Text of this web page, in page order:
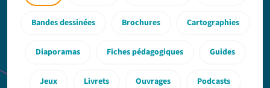
Bandes dessinées Brochures Cartographies
Diaporamas Fiches pédagogiques Guides
Jeux Livrets Ouvrages Podcasts